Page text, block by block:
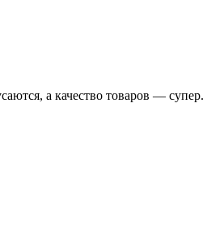
а качество товаров — супер.